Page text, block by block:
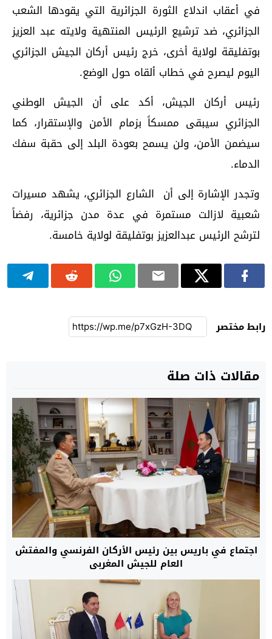
في أعقاب اندلاع الثورة الجزائرية التي يقودها الشعب
الجزائري، ضد ترشيع الرئيس المنتهية ولايته عبد العزيز
بوتفليقة لولاية أخرى، خرج رئيس أركان الجيش الجزائري
اليوم ليصرح في خطاب ألقاه حول الوضع.
رئيس أركان الجيش، أكد على أن الجيش الوطني
الجزائري سيبقى ممسكاً بزمام الأمن والإستقرار، كما
سيضمن الأمن، ولن يسمح بعودة البلد إلى حقبة سفك
الدماء.
وتجدر الإشارة إلى أن الشارع الجزائري، يشهد مسيرات
شعبية لازالت مستمرة في عدة مدن جزائرية، رفضاً
لترشح الرئيس عبدالعزيز بوتفليقة لولاية خامسة.
رابط مختصر
مقالات ذات صلة
اجتماع في باريس بين رئيس الأركان الفرنسي والمفتش
العام للجيش المغربي